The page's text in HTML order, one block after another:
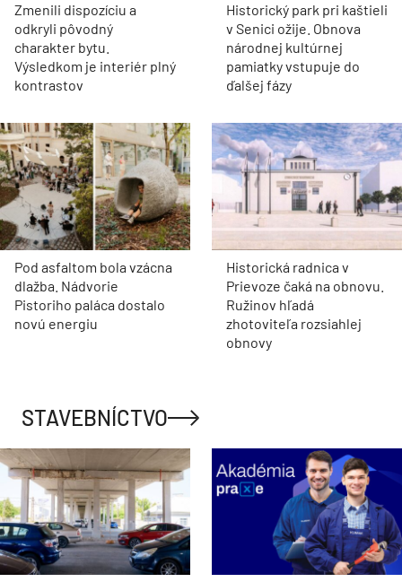
Zmenili dispozíciu a
odkryli pôvodný
charakter bytu.
Výsledkom je interiér plný
kontrastov
Historický park pri kaštieli
v Senici ožije. Obnova
národnej kultúrnej
pamiatky vstupuje do
ďalšej fázy
Pod asfaltom bola vzácna
dlažba. Nádvorie
Pistoriho paláca dostalo
novú energiu
Historická radnica v
Prievoze čaká na obnovu.
Ružinov hľadá
zhotoviteľa rozsiahlej
obnovy
STAVEBNÍCTVO